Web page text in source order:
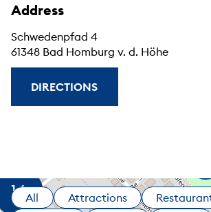
Address
Schwedenpfad 4
61348 Bad Homburg v. d. Höhe
DIRECTIONS
All Attractions